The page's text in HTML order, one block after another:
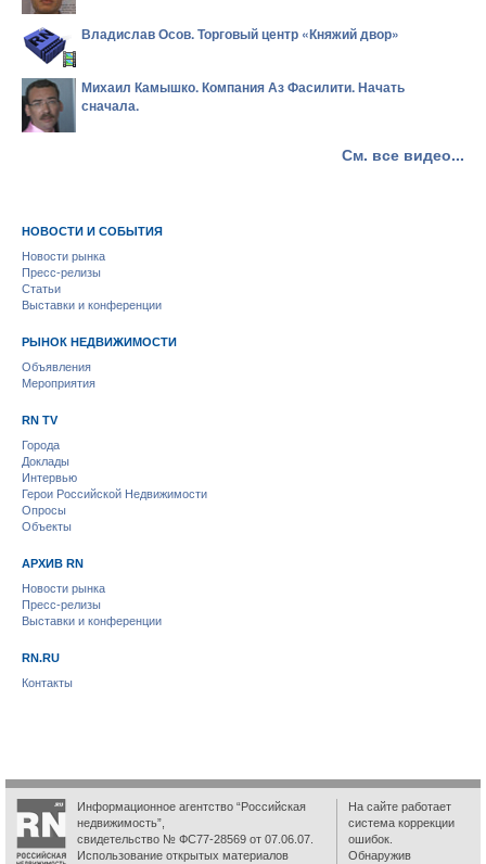
Владислав Осов. Торговый центр «Княжий двор»
Михаил Камышко. Компания Аз Фасилити. Начать
сначала.
См. все видео...
НОВОСТИ И СОБЫТИЯ
Новости рынка
Пресс-релизы
Статьи
Выставки и конференции
РЫНОК НЕДВИЖИМОСТИ
Объявления
Мероприятия
RN TV
Города
Доклады
Интервью
Герои Российской Недвижимости
Опросы
Объекты
АРХИВ RN
Новости рынка
Пресс-релизы
Выставки и конференции
RN.RU
Контакты
Информационное агентство “Российская
недвижимость”,
свидетельство № ФС77-28569 от 07.06.07.
Использование открытых материалов
На сайте работает
система коррекции
ошибок.
Обнаружив